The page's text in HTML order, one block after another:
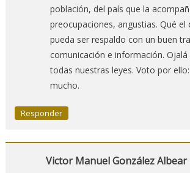
población, del país que la
preocupaciones, angustias. Qué
pueda ser respaldo con un buen
comunicación e información. Ojalá
todas nuestras leyes. Voto por
mucho.
Responder
Victor Manuel González Albear